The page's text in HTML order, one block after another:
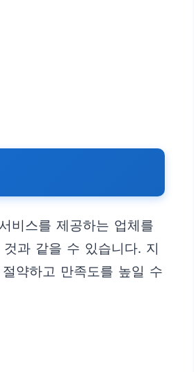
비스를 제공하는 업체를
과 같을 수 있습니다. 지
약하고 만족도를 높일 수